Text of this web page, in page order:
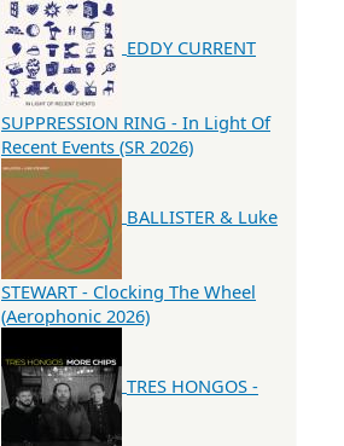
EDDY CURRENT
SUPPRESSION RING - In Light Of
Recent Events (SR 2026)
BALLISTER & Luke
STEWART - Clocking The Wheel
(Aerophonic 2026)
TRES HONGOS -